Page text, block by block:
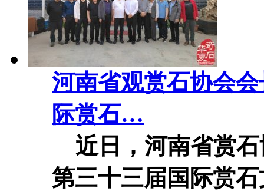
河南省观赏石协会
际赏石…
近日，河南省赏石
第三十三届国际赏